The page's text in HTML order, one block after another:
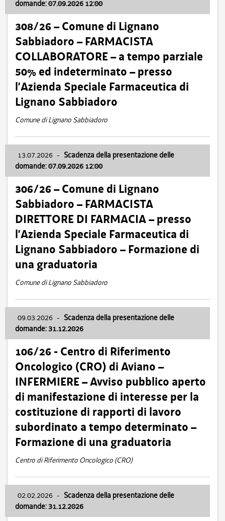
domande: 07.09.2026 12:00
308/26 – Comune di Lignano
Sabbiadoro – FARMACISTA
COLLABORATORE – a tempo parziale
50% ed indeterminato – presso
l’Azienda Speciale Farmaceutica di
Lignano Sabbiadoro
Comune di Lignano Sabbiadoro
13.07.2026 - Scadenza della presentazione delle
domande: 07.09.2026 12:00
306/26 – Comune di Lignano
Sabbiadoro – FARMACISTA
DIRETTORE DI FARMACIA – presso
l’Azienda Speciale Farmaceutica di
Lignano Sabbiadoro – Formazione di
una graduatoria
Comune di Lignano Sabbiadoro
09.03.2026 - Scadenza della presentazione delle
domande: 31.12.2026
106/26 - Centro di Riferimento
Oncologico (CRO) di Aviano –
INFERMIERE – Avviso pubblico aperto
di manifestazione di interesse per la
costituzione di rapporti di lavoro
subordinato a tempo determinato –
Formazione di una graduatoria
Centro di Riferimento Oncologico (CRO)
02.02.2026 - Scadenza della presentazione delle
domande: 31.12.2026